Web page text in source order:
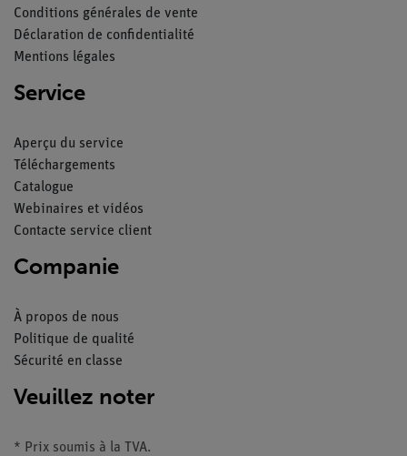
Conditions générales de vente
Déclaration de confidentialité
Mentions légales
Service
Aperçu du service
Téléchargements
Catalogue
Webinaires et vidéos
Contacte service client
Companie
À propos de nous
Politique de qualité
Sécurité en classe
Veuillez noter
* Prix soumis à la TVA.